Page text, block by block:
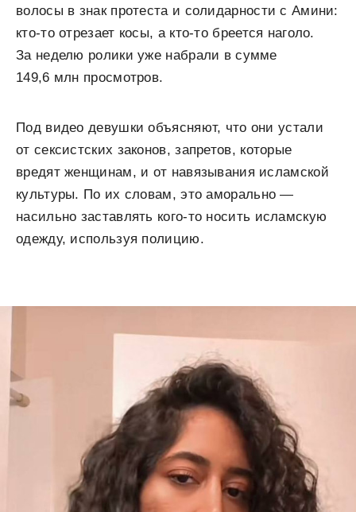
волосы в знак протеста и солидарности с Амини:
кто-то отрезает косы, а кто-то бреется наголо.
За неделю ролики уже набрали в сумме
149,6 млн просмотров.
Под видео девушки объясняют, что они устали
от сексистских законов, запретов, которые
вредят женщинам, и от навязывания исламской
культуры. По их словам, это аморально —
насильно заставлять кого-то носить исламскую
одежду, используя полицию.